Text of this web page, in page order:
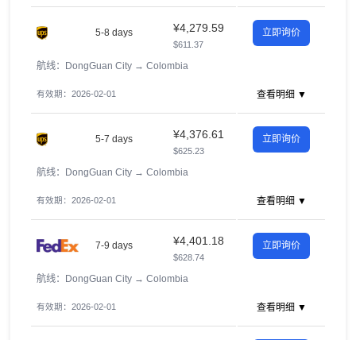
5-8 days ¥4,279.59
$611.37
立即询价
航线：DongGuan City → Colombia
有效期：2026-02-01 查看明细 ▼
5-7 days ¥4,376.61
$625.23
立即询价
航线：DongGuan City → Colombia
有效期：2026-02-01 查看明细 ▼
7-9 days ¥4,401.18
$628.74
立即询价
航线：DongGuan City → Colombia
有效期：2026-02-01 查看明细 ▼